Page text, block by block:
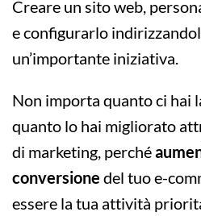
Creare un sito web,
e configurarlo
un’importante iniziativa.
Non importa quanto ci hai
quanto lo hai migliorato
di marketing, perché
conversione del tuo e-
essere la tua attività